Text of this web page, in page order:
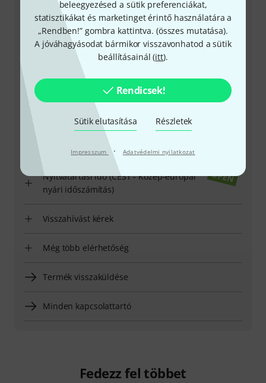
beleegyezésed a sütik preferenciákat,
statisztikákat és marketinget érintő használatára a
„Rendben!” gombra kattintva. (összes mutatása).
A jóváhagyásodat bármikor visszavonhatod a sütik
beállításainál (itt).
Rendicsek!
Sütik elutasítása Részletek
Impresszum · Adatvédelmi nyilatkozat
+49-9546-9223-531
Ügyfélszolgálatunk minden kérdés és észrevétel esetén
örömmel áll rendelkezésedre
Készítsd elő ügyfélszámodat
Nyitvatartási idő (CEST - Közép-európai
nyári időszámítás)
Visszahívást kérek
Még több elérhetőség
Termék visszaküldése
Minden kapcsolattartó
Fedezz fel többet